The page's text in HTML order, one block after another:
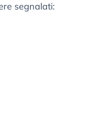
segnalati: